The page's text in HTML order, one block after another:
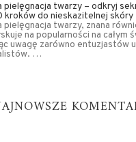
pielęgnacja twarzy – odkryj
kroków do nieskazitelnej skóry
pielęgnacja twarzy, znana
na popularności na całym
uwagę zarówno entuzjastów
…